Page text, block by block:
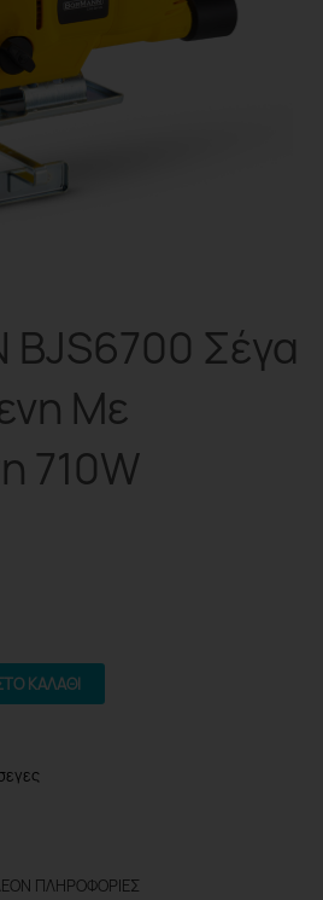
BJS6700 Σέγα
Με
710W
ΚΑΛΆΘΙ
ΠΛΗΡΟΦΟΡΊΕΣ